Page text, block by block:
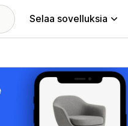
Selaa sovelluksia